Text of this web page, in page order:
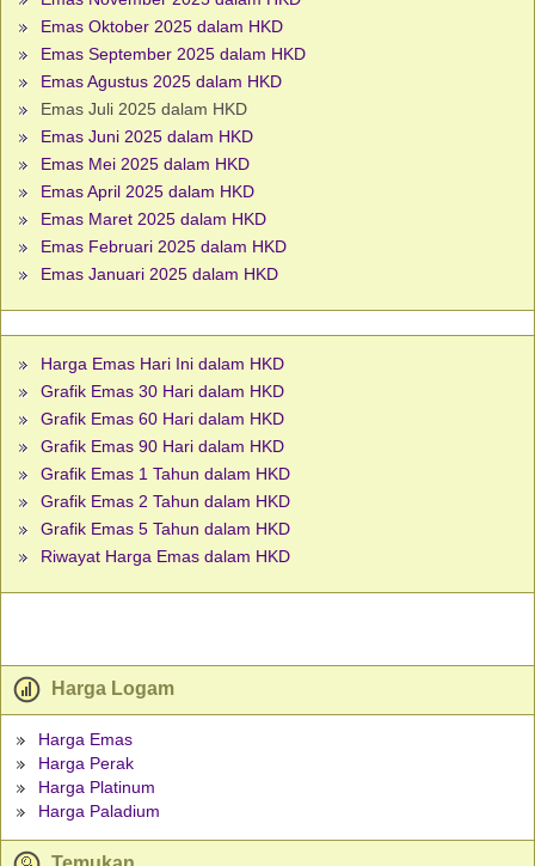
Emas Oktober 2025 dalam HKD
Emas September 2025 dalam HKD
Emas Agustus 2025 dalam HKD
Emas Juli 2025 dalam HKD
Emas Juni 2025 dalam HKD
Emas Mei 2025 dalam HKD
Emas April 2025 dalam HKD
Emas Maret 2025 dalam HKD
Emas Februari 2025 dalam HKD
Emas Januari 2025 dalam HKD
Harga Emas Hari Ini dalam HKD
Grafik Emas 30 Hari dalam HKD
Grafik Emas 60 Hari dalam HKD
Grafik Emas 90 Hari dalam HKD
Grafik Emas 1 Tahun dalam HKD
Grafik Emas 2 Tahun dalam HKD
Grafik Emas 5 Tahun dalam HKD
Riwayat Harga Emas dalam HKD
Harga Logam
Harga Emas
Harga Perak
Harga Platinum
Harga Paladium